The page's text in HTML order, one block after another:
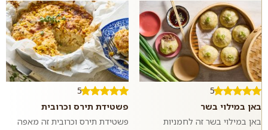
5
באן במילוי בשר
באן במילוי בשר זה לחמניות
5
פשטידת תירס וכרובית
פשטידת תירס וכרובית זה מאפה